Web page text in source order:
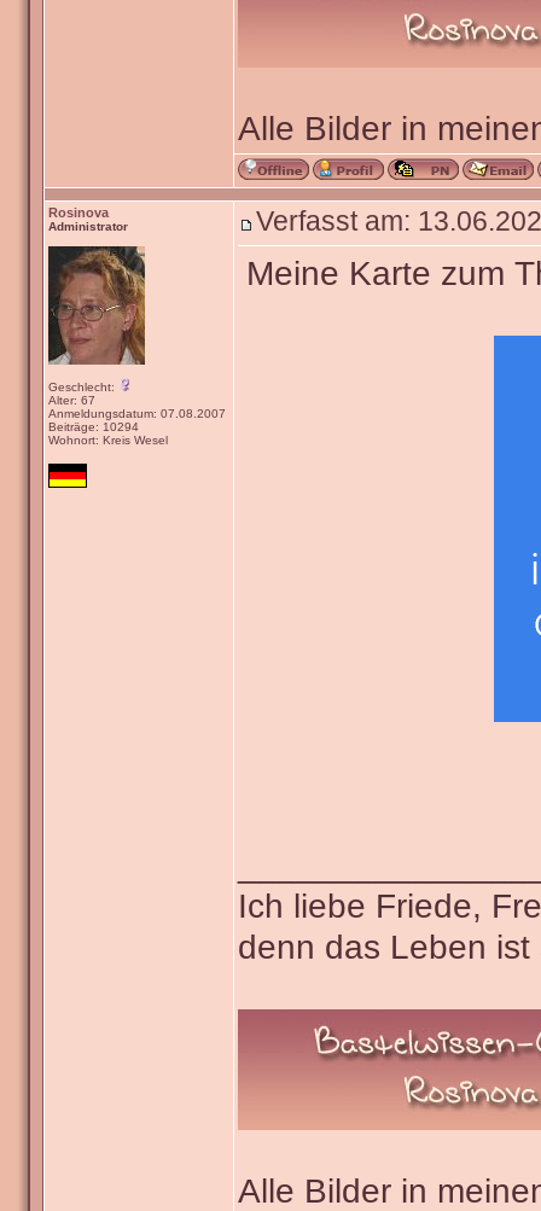
Alle Bilder in
Rosinova
Administrator
Geschlecht:
Alter: 67
Anmeldungsdatum: 07.08.2007
Beiträge: 10294
Wohnort: Kreis Wesel
Verfasst am:
Meine Karte zum
Ich liebe Friede,
denn das Leben
Alle Bilder in